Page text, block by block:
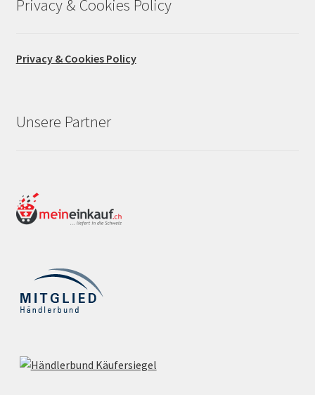
Privacy & Cookies Policy
Privacy & Cookies Policy
Unsere Partner